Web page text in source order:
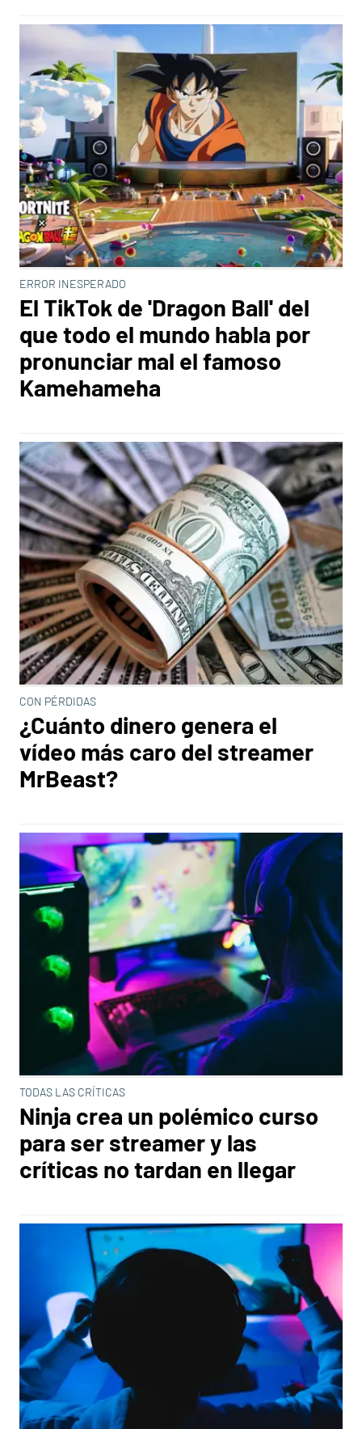
ERROR INESPERADO
El TikTok de 'Dragon Ball' del
que todo el mundo habla por
pronunciar mal el famoso
Kamehameha
CON PÉRDIDAS
¿Cuánto dinero genera el
vídeo más caro del streamer
MrBeast?
TODAS LAS CRÍTICAS
Ninja crea un polémico curso
para ser streamer y las
críticas no tardan en llegar